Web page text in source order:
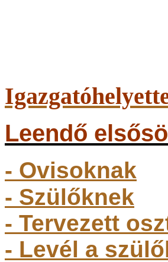
Leendő
- Ovisoknak
- Szülőknek
- Tervezett
- Levél a